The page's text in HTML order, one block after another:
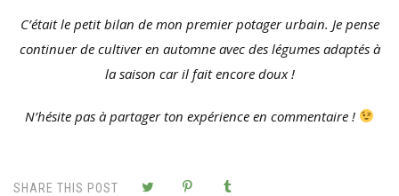
C’était le petit bilan de mon premier potager urbain. Je pense
continuer de cultiver en automne avec des légumes adaptés à
la saison car il fait encore doux !
N’hésite pas à partager ton expérience en commentaire !
SHARE THIS POST